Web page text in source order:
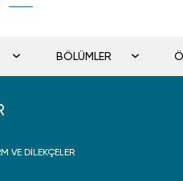
BÖLÜMLER
VE DİLEKÇELER